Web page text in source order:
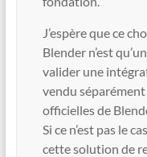
J’espère que ce
Blender n’est
valider une
vendu
officielles de
Si ce n’est pas le
cette solution de